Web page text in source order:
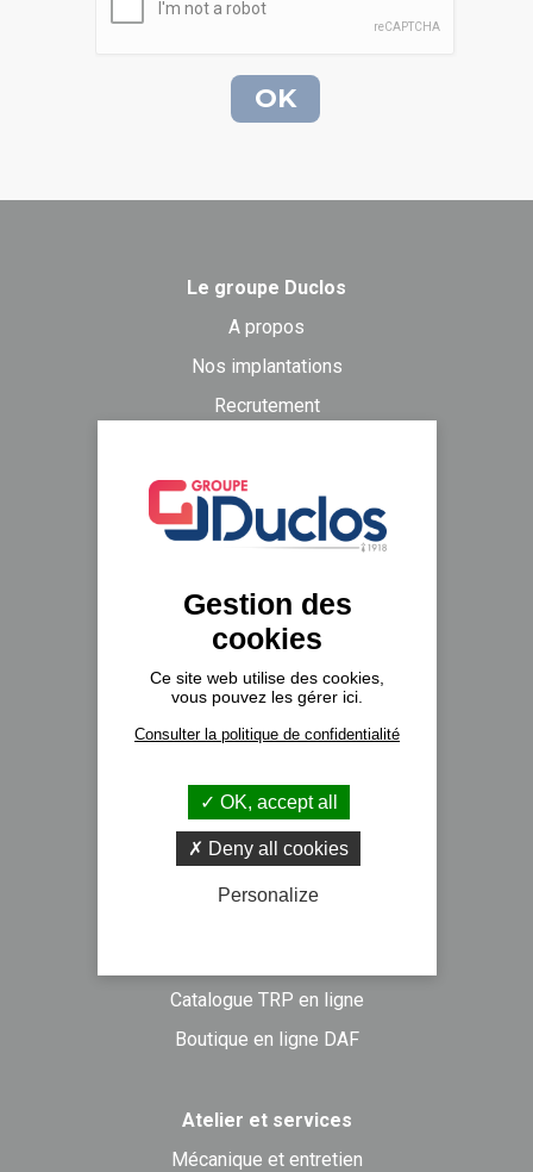
Le groupe Duclos
A propos
Nos implantations
Recrutement
Formulaire de contact
DAF Trucks
NISSAN Trucks
ISUZU Trucks
Le magasin
Catalogue TRP en ligne
Boutique en ligne DAF
Atelier et services
Mécanique et entretien
Gestion des
cookies
Ce site web utilise des cookies,
vous pouvez les gérer ici.
Consulter la politique de confidentialité
OK, accept all
Deny all cookies
Personalize